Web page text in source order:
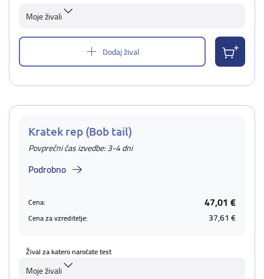
Moje živali
Dodaj žival
Kratek rep (Bob tail)
Povprečni čas izvedbe: 3-4 dni
Podrobno
Cena: 47,01 €
Cena za vzreditelje: 37,61 €
Žival za katero naročate test
Moje živali